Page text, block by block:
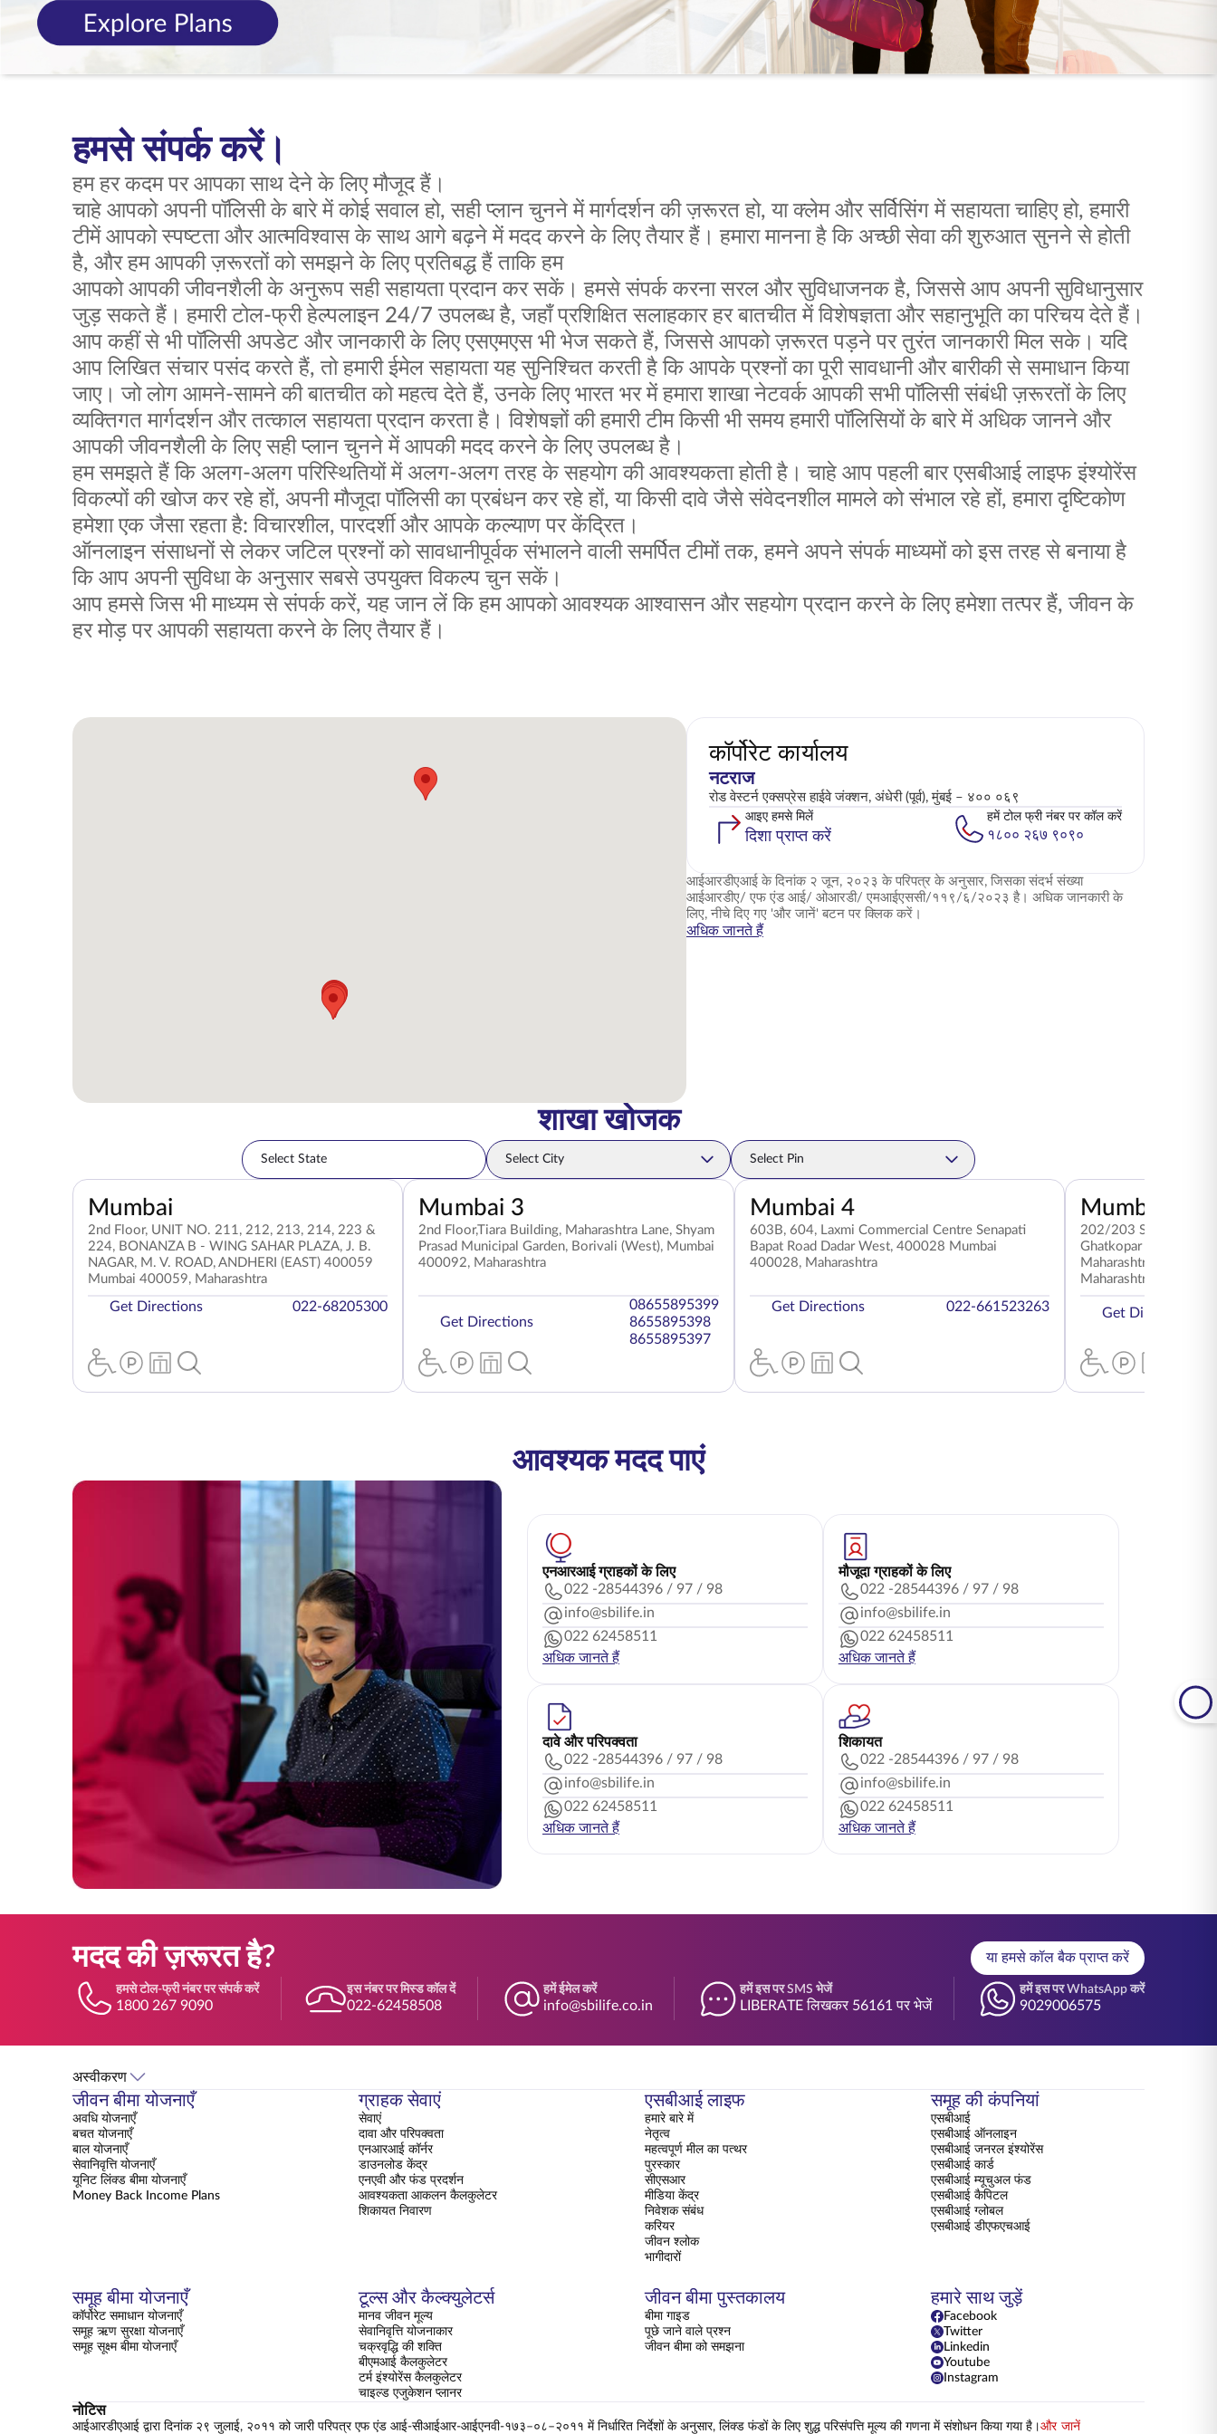
हमसे संपर्क करें।
हम हर कदम पर आपका साथ देने के लिए मौजूद हैं।
चाहे आपको अपनी पॉलिसी के बारे में कोई सवाल हो, सही प्लान चुनने में मार्गदर्शन की ज़रूरत हो, या क्लेम और सर्विसिंग में सहायता चाहिए हो, हमारी
टीमें आपको स्पष्टता और आत्मविश्वास के साथ आगे बढ़ने में मदद करने के लिए तैयार हैं। हमारा मानना है कि अच्छी सेवा की शुरुआत सुनने से होती
है, और हम आपकी ज़रूरतों को समझने के लिए प्रतिबद्ध हैं ताकि हम
आपको आपकी जीवनशैली के अनुरूप सही सहायता प्रदान कर सकें। हमसे संपर्क करना सरल और सुविधाजनक है, जिससे आप अपनी सुविधानुसार
जुड़ सकते हैं। हमारी टोल-फ्री हेल्पलाइन 24/7 उपलब्ध है, जहाँ प्रशिक्षित सलाहकार हर बातचीत में विशेषज्ञता और सहानुभूति का परिचय देते हैं।
आप कहीं से भी पॉलिसी अपडेट और जानकारी के लिए एसएमएस भी भेज सकते हैं, जिससे आपको ज़रूरत पड़ने पर तुरंत जानकारी मिल सके। यदि
आप लिखित संचार पसंद करते हैं, तो हमारी ईमेल सहायता यह सुनिश्चित करती है कि आपके प्रश्नों का पूरी सावधानी और बारीकी से समाधान किया
जाए। जो लोग आमने-सामने की बातचीत को महत्व देते हैं, उनके लिए भारत भर में हमारा शाखा नेटवर्क आपकी सभी पॉलिसी संबंधी ज़रूरतों के लिए
व्यक्तिगत मार्गदर्शन और तत्काल सहायता प्रदान करता है। विशेषज्ञों की हमारी टीम किसी भी समय हमारी पॉलिसियों के बारे में अधिक जानने और
आपकी जीवनशैली के लिए सही प्लान चुनने में आपकी मदद करने के लिए उपलब्ध है।
हम समझते हैं कि अलग-अलग परिस्थितियों में अलग-अलग तरह के सहयोग की आवश्यकता होती है। चाहे आप पहली बार एसबीआई लाइफ इंश्योरेंस
विकल्पों की खोज कर रहे हों, अपनी मौजूदा पॉलिसी का प्रबंधन कर रहे हों, या किसी दावे जैसे संवेदनशील मामले को संभाल रहे हों, हमारा दृष्टिकोण
हमेशा एक जैसा रहता है: विचारशील, पारदर्शी और आपके कल्याण पर केंद्रित।
ऑनलाइन संसाधनों से लेकर जटिल प्रश्नों को सावधानीपूर्वक संभालने वाली समर्पित टीमों तक, हमने अपने संपर्क माध्यमों को इस तरह से बनाया है
कि आप अपनी सुविधा के अनुसार सबसे उपयुक्त विकल्प चुन सकें।
आप हमसे जिस भी माध्यम से संपर्क करें, यह जान लें कि हम आपको आवश्यक आश्वासन और सहयोग प्रदान करने के लिए हमेशा तत्पर हैं, जीवन के
हर मोड़ पर आपकी सहायता करने के लिए तैयार हैं।
कॉर्पोरेट कार्यालय
नटराज
रोड वेस्टर्न एक्सप्रेस हाईवे जंक्शन, अंधेरी (पूर्व), मुंबई – ४०० ०६९
आइए हमसे मिलें
दिशा प्राप्त करें
हमें टोल फ्री नंबर पर कॉल करें
१८०० २६७ ९०९०
आईआरडीएआई के दिनांक २ जून, २०२३ के परिपत्र के अनुसार, जिसका संदर्भ संख्या
आईआरडीए/ एफ एंड आई/ ओआरडी/ एमआईएससी/११९/६/२०२३ है। अधिक जानकारी के
लिए, नीचे दिए गए 'और जानें' बटन पर क्लिक करें।
अधिक जानते हैं
शाखा खोजक
Select State
Select City
Select City Select Pin
Mumbai
2nd Floor, UNIT NO. 211, 212, 213, 214, 223 &
224, BONANZA B - WING SAHAR PLAZA, J. B.
NAGAR, M. V. ROAD, ANDHERI (EAST) 400059
Mumbai 400059, Maharashtra
Get Directions 022-68205300
Mumbai 3
2nd Floor,Tiara Building, Maharashtra Lane, Shyam
Prasad Municipal Garden, Borivali (West), Mumbai
400092, Maharashtra
Get Directions
08655895399
8655895398
8655895397
Mumbai 4
603B, 604, Laxmi Commercial Centre Senapati
Bapat Road Dadar West, 400028 Mumbai
400028, Maharashtra
Get Directions 022-661523263
Mumbai 8
202/203 Sai Plaza
Ghatkopar east,
Maharashtra –
Maharashtra
Get Directions
आवश्यक मदद पाएं
एनआरआई ग्राहकों के लिए
022 -28544396 / 97 / 98
info@sbilife.in
022 62458511
अधिक जानते हैं
मौजूदा ग्राहकों के लिए
022 -28544396 / 97 / 98
info@sbilife.in
022 62458511
अधिक जानते हैं
दावे और परिपक्वता
022 -28544396 / 97 / 98
info@sbilife.in
022 62458511
अधिक जानते हैं
शिकायत
022 -28544396 / 97 / 98
info@sbilife.in
022 62458511
अधिक जानते हैं
मदद की ज़रूरत है? या हमसे कॉल बैक प्राप्त करें
हमसे टोल-फ्री नंबर पर संपर्क करें
1800 267 9090
इस नंबर पर मिस्ड कॉल दें
022-62458508
हमें ईमेल करें
info@sbilife.co.in
हमें इस पर SMS भेजें
LIBERATE लिखकर 56161 पर भेजें
हमें इस पर WhatsApp करें
9029006575
अस्वीकरण
जीवन बीमा योजनाएँ
अवधि योजनाएँ
बचत योजनाएँ
बाल योजनाएँ
सेवानिवृत्ति योजनाएँ
यूनिट लिंक्ड बीमा योजनाएँ
Money Back Income Plans
ग्राहक सेवाएं
सेवाएं
दावा और परिपक्वता
एनआरआई कॉर्नर
डाउनलोड केंद्र
एनएवी और फंड प्रदर्शन
आवश्यकता आकलन कैलकुलेटर
शिकायत निवारण
एसबीआई लाइफ
हमारे बारे में
नेतृत्व
महत्वपूर्ण मील का पत्थर
पुरस्कार
सीएसआर
मीडिया केंद्र
निवेशक संबंध
करियर
जीवन श्लोक
भागीदारों
समूह की कंपनियां
एसबीआई
एसबीआई ऑनलाइन
एसबीआई जनरल इंश्योरेंस
एसबीआई कार्ड
एसबीआई म्यूचुअल फंड
एसबीआई कैपिटल
एसबीआई ग्लोबल
एसबीआई डीएफएचआई
समूह बीमा योजनाएँ
कॉर्पोरेट समाधान योजनाएँ
समूह ऋण सुरक्षा योजनाएँ
समूह सूक्ष्म बीमा योजनाएँ
टूल्स और कैल्क्युलेटर्स
मानव जीवन मूल्य
सेवानिवृत्ति योजनाकार
चक्रवृद्धि की शक्ति
बीएमआई कैलकुलेटर
टर्म इंश्योरेंस कैलकुलेटर
चाइल्ड एजुकेशन प्लानर
जीवन बीमा पुस्तकालय
बीमा गाइड
पूछे जाने वाले प्रश्न
जीवन बीमा को समझना
हमारे साथ जुड़ें
Facebook
Twitter
Linkedin
Youtube
Instagram
नोटिस
आईआरडीएआई द्वारा दिनांक २९ जुलाई, २०११ को जारी परिपत्र एफ एंड आई-सीआईआर-आईएनवी-१७३–०८–२०११ में निर्धारित निर्देशों के अनुसार, लिंक्ड फंडों के लिए शुद्ध परिसंपत्ति मूल्य की गणना में संशोधन किया गया है।और जानें